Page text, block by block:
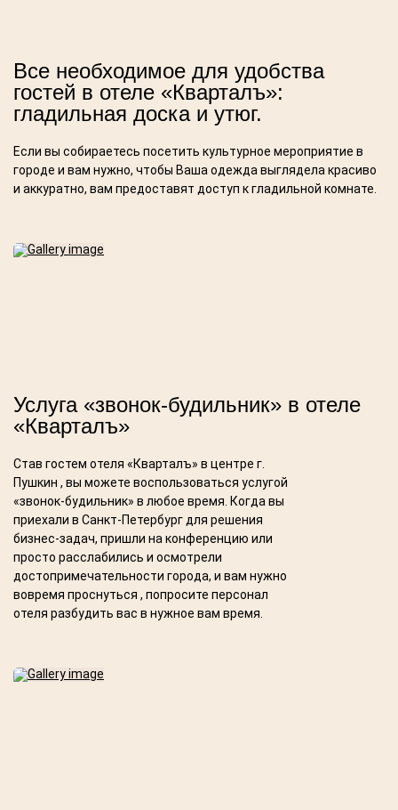
Все необходимое для удобства
гостей в отеле «Кварталъ»:
гладильная доска и утюг.
Если вы собираетесь посетить культурное мероприятие в
городе и вам нужно, чтобы Ваша одежда выглядела красиво
и аккуратно, вам предоставят доступ к гладильной комнате.
Услуга «звонок-будильник» в отеле
«Кварталъ»
Став гостем отеля «Кварталъ» в центре г.
Пушкин , вы можете воспользоваться услугой
«звонок-будильник» в любое время. Когда вы
приехали в Санкт-Петербург для решения
бизнес-задач, пришли на конференцию или
просто расслабились и осмотрели
достопримечательности города, и вам нужно
вовремя проснуться , попросите персонал
отеля разбудить вас в нужное вам время.